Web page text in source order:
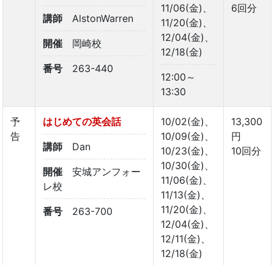
講師 AlstonWarren
開催 岡崎校
番号 263-440
11/06(金)、
11/20(金)、
12/04(金)、
12/18(金)
12:00～
13:30
6回分
予
告
はじめての英会話
講師 Dan
開催
安城アンフォー
レ校
番号 263-700
10/02(金)、
10/09(金)、
10/23(金)、
10/30(金)、
11/06(金)、
11/13(金)、
11/20(金)、
12/04(金)、
12/11(金)、
12/18(金)
13,300
円
10回分